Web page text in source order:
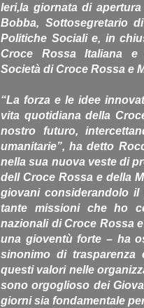
Ieri,la giornata di
Bobba, Sottosegretario
Politiche Sociali e, in
Croce Rossa Italiana e
Società di Croce Rossa e
“La forza e le idee
vita quotidiana della
nostro futuro,
umanitarie”, ha detto
nella sua nuova veste di
dell Croce Rossa e della
giovani considerandolo il
tante missioni che ho
nazionali di Croce Rossa
una gioventù forte – ha
sinonimo di trasparenza
questi valori nelle
sono orgoglioso dei
giorni sia fondamentale